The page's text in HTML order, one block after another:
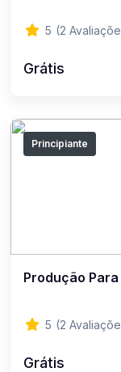
5 (2
Grátis
Principiante
Produção
5 (2
Grátis